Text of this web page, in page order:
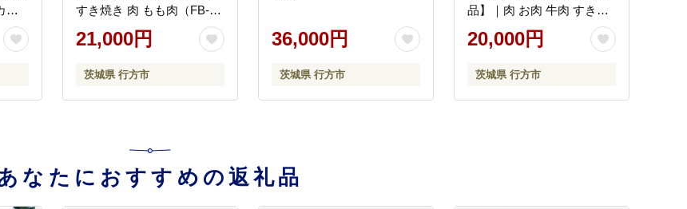
レ
すき焼き 肉 もも肉（FB-
21,000円
茨城県 行方市
36,000円
茨城県 行方市
品】｜肉 お肉 牛肉 すきや
き しゃぶしゃぶ モモ うで
常陸牛 茨城県 行方市(FL-2)
20,000円
茨城県 行方市
なたにおすすめの返礼品